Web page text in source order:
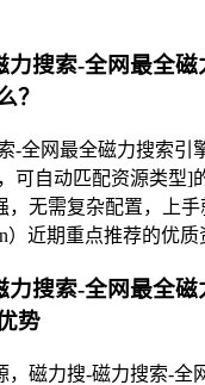
力搜索-全网最全
？
-全网最全磁力搜索引
可自动匹配资源类型]
，无需复杂配置，上
）近期重点推荐的优质
力搜索-全网最全
势
，磁力搜-磁力搜索-全